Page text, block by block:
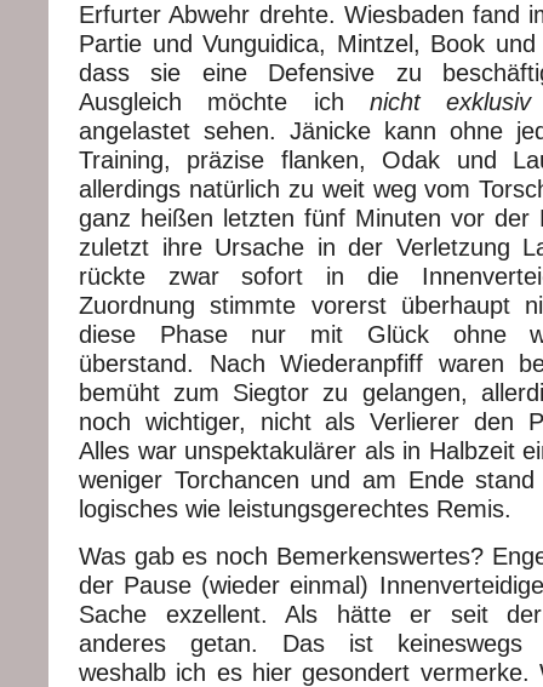
Erfurter Abwehr drehte. Wiesbaden fand
Partie und Vunguidica, Mintzel, Book
dass sie eine Defensive zu
Ausgleich möchte ich nicht exklusiv
angelastet sehen. Jänicke kann ohne
Training, präzise flanken, Odak und
allerdings natürlich zu weit weg vom
ganz heißen letzten fünf Minuten vor der
zuletzt ihre Ursache in der Verletzung
rückte zwar sofort in die
Zuordnung stimmte vorerst überhaupt
diese Phase nur mit Glück ohne
überstand. Nach Wiederanpfiff waren
bemüht zum Siegtor zu gelangen,
noch wichtiger, nicht als Verlierer den
Alles war unspektakulärer als in Halbzeit
weniger Torchancen und am Ende
logisches wie leistungsgerechtes Remis.
Was gab es noch Bemerkenswertes?
der Pause (wieder einmal)
Sache exzellent. Als hätte er seit
anderes getan. Das ist keineswegs
weshalb ich es hier gesondert vermerke.